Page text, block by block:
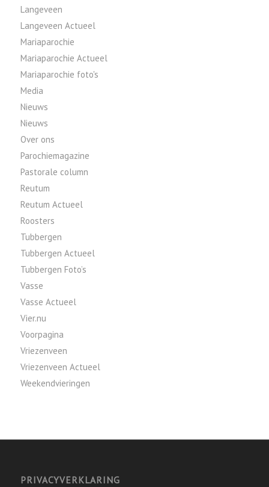
Langeveen
Langeveen Actueel
Mariaparochie
Mariaparochie Actueel
Mariaparochie foto's
Media
Nieuws
Nieuws
Over ons
Parochiemagazine
Pastorale column
Reutum
Reutum Actueel
Roosters
Tubbergen
Tubbergen Actueel
Tubbergen Foto’s
Vasse
Vasse Actueel
Vier.nu
Voorpagina
Vriezenveen
Vriezenveen Actueel
Weekendvieringen
PRIVACYVERKLARING